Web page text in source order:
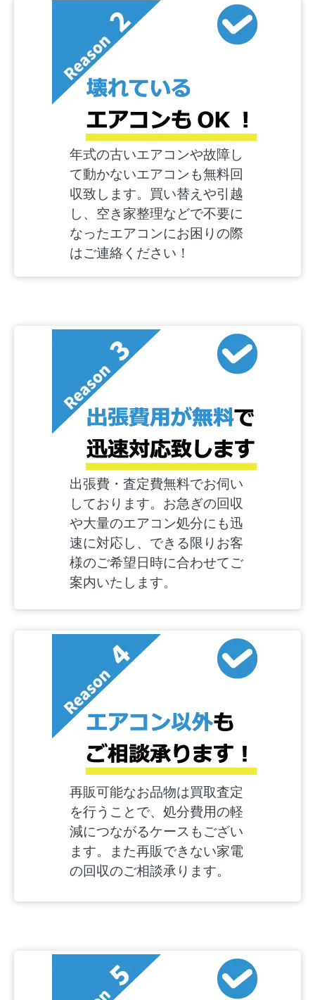
年式の古いエアコンや故障し
て動かないエアコンも無料回
収致します。買い替えや引越
し、空き家整理などで不要に
なったエアコンにお困りの際
はご連絡ください！
出張費・査定費無料でお伺い
しております。お急ぎの回収
や大量のエアコン処分にも迅
速に対応し、できる限りお客
様のご希望日時に合わせてご
案内いたします。
再販可能なお品物は買取査定
を行うことで、処分費用の軽
減につながるケースもござい
ます。また再販できない家電
の回収のご相談承ります。